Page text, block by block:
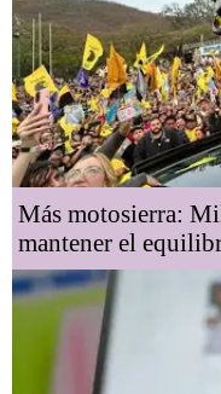
Más motosierra:
mantener el